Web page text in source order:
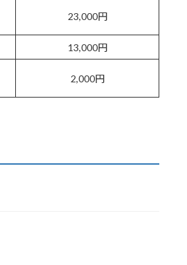
23,000円
13,000円
2,000円